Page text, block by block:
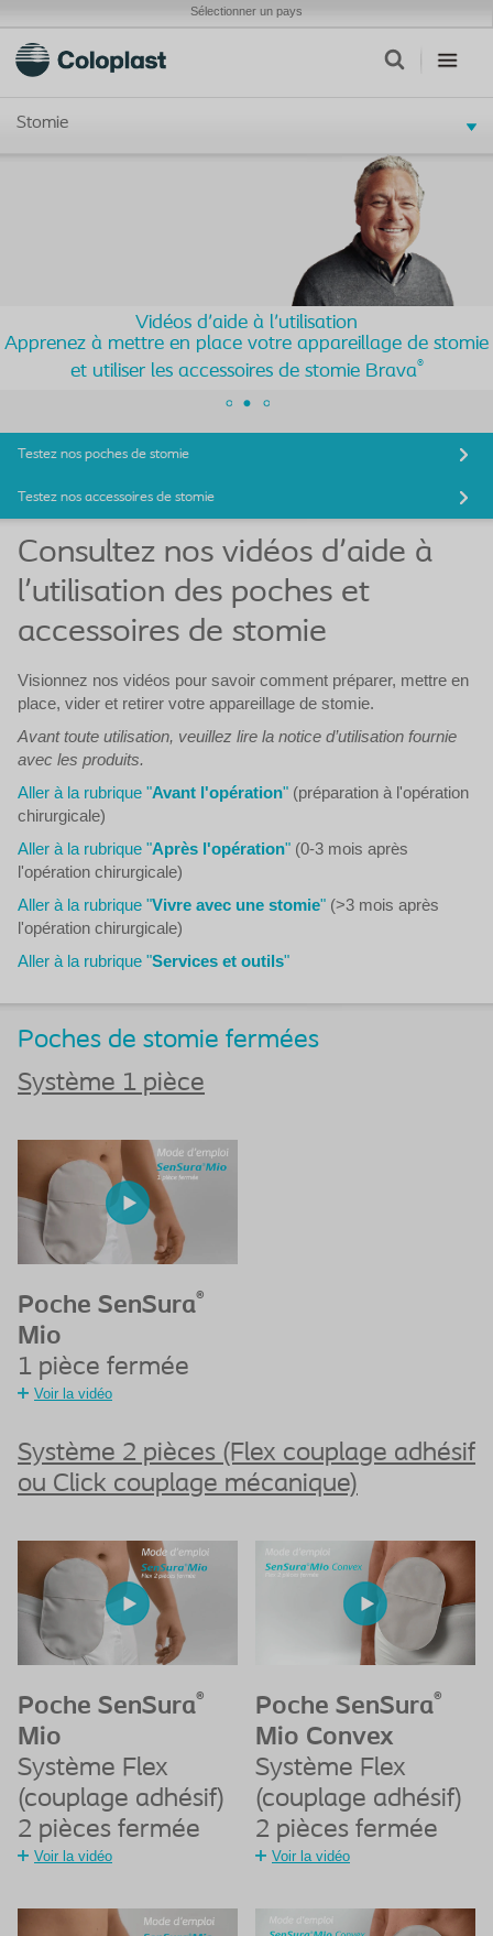
Sélectionner un pays
Stomie
Vidéos d'aide à l'utilisation
Apprenez à mettre en place votre appareillage de stomie
et utiliser les accessoires de stomie Brava®
Testez nos poches de stomie
Testez nos accessoires de stomie
Consultez nos vidéos d'aide à
l'utilisation des poches et
accessoires de stomie
Visionnez nos vidéos pour savoir comment préparer, mettre en
place, vider et retirer votre appareillage de stomie.
Avant toute utilisation, veuillez lire la notice d’utilisation fournie
avec les produits.
Aller à la rubrique "Avant l'opération" (préparation à l'opération
chirurgicale)
Aller à la rubrique "Après l'opération" (0-3 mois après
l'opération chirurgicale)
Aller à la rubrique "Vivre avec une stomie" (>3 mois après
l'opération chirurgicale)
Aller à la rubrique "Services et outils"
Poches de stomie fermées
Système 1 pièce
Poche SenSura®
Mio
1 pièce fermée
Voir la vidéo
Système 2 pièces (Flex couplage adhésif
ou Click couplage mécanique)
Poche SenSura®
Mio
Système Flex
(couplage adhésif)
2 pièces fermée
Voir la vidéo
Poche SenSura®
Mio Convex
Système Flex
(couplage adhésif)
2 pièces fermée
Voir la vidéo